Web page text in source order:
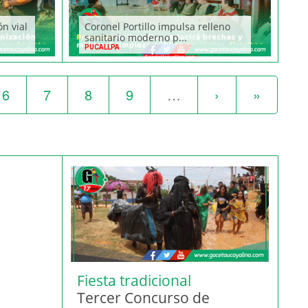
vial
Coronel Portillo impulsa relleno
sanitario moderno p...
PUCALLPA
6 7 8 9 … › »
Fiesta tradicional
Tercer Concurso de